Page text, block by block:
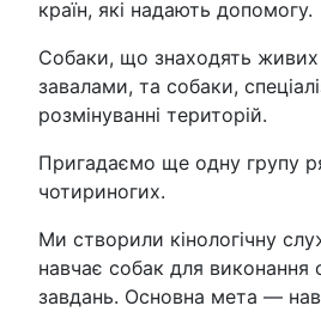
країн, які надають допомогу.
Собаки, що знаходять
завалами, та собаки,
розмінуванні територій.
Пригадаємо ще одну групу
чотириногих.
Ми створили кінологічну
навчає собак для виконання
завдань. Основна мета —